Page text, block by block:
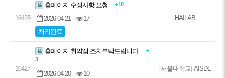
16428
홈페이지 수정사항 요청 + 10
2026-04-21
17
처리완료
HAILAB
16427
홈페이지 취약점 조치부탁드립니다.
+
3
2026-04-20
10
[서울대학교] AISDL